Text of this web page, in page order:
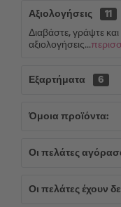
Αξιολογήσεις
11
Διαβάστε, γράψτε και
αξιολογήσεις...
Εξαρτήματα 6
Όμοια προϊόντα:
Οι πελάτες
Οι πελάτες έχουν